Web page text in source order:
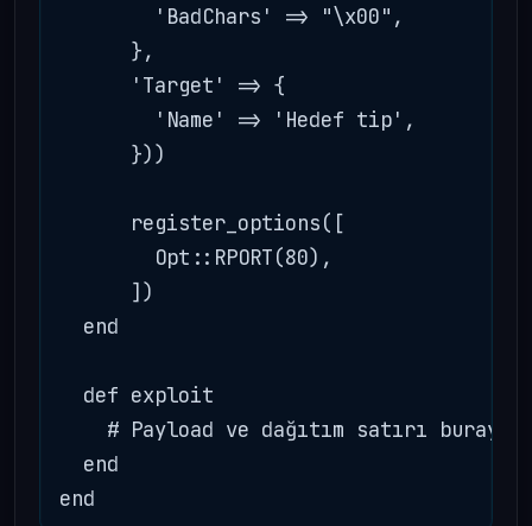
        'BadChars' => "\x00",
      },
      'Target' => {
        'Name' => 'Hedef tip',
      }))
      register_options([
        Opt::RPORT(80),
      ])
  end
  def exploit
# Payload ve dağıtım satırı buraya
  end